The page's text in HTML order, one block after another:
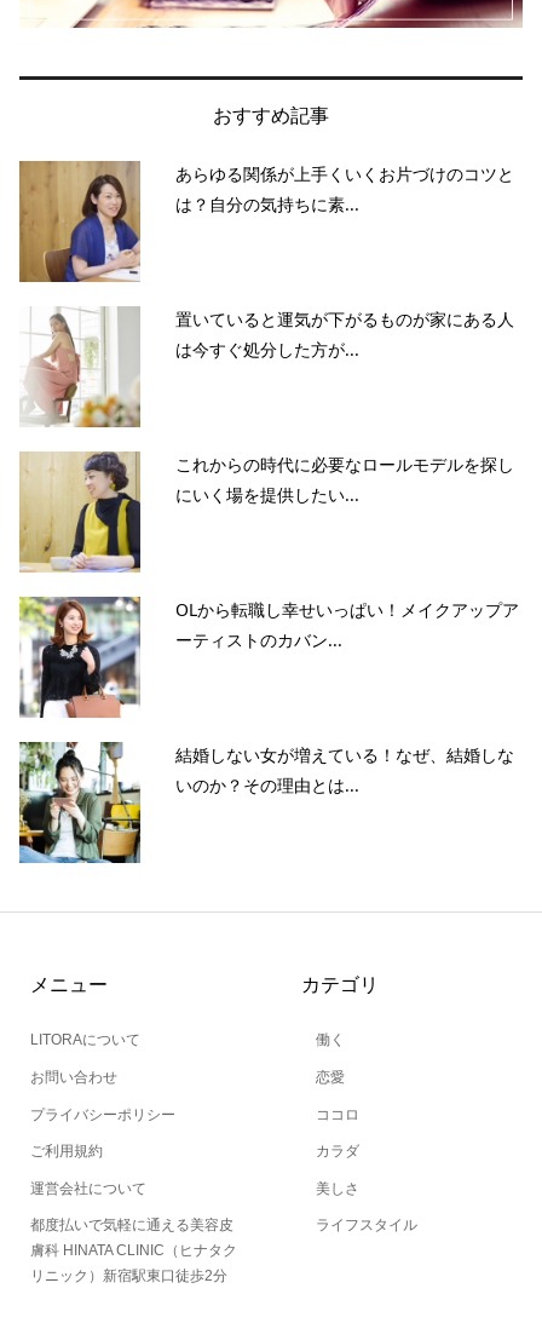
おすすめ記事
あらゆる関係が上手くいくお片づけのコツと
は？自分の気持ちに素...
置いていると運気が下がるものが家にある人
は今すぐ処分した方が...
これからの時代に必要なロールモデルを探し
にいく場を提供したい...
OLから転職し幸せいっぱい！メイクアップア
ーティストのカバン...
結婚しない女が増えている！なぜ、結婚しな
いのか？その理由とは...
メニュー
LITORAについて
お問い合わせ
プライバシーポリシー
ご利用規約
運営会社について
都度払いで気軽に通える美容皮
膚科 HINATA CLINIC（ヒナタク
リニック）新宿駅東口徒歩2分
カテゴリ
働く
恋愛
ココロ
カラダ
美しさ
ライフスタイル